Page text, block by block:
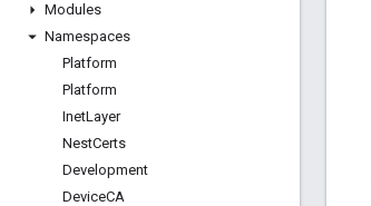
Modules
Namespaces
Platform
Platform
InetLayer
NestCerts
Development
DeviceCA